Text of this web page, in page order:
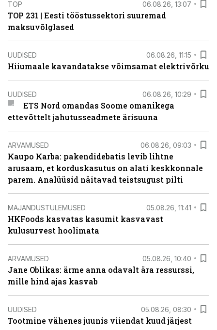
TOP 06.08.26, 13:07
TOP 231 | Eesti tööstussektori suuremad
maksuvõlglased
UUDISED 06.08.26, 11:15
Hiiumaale kavandatakse võimsamat elektrivõrku
UUDISED 06.08.26, 10:29
ETS Nord omandas Soome omanikega
ettevõttelt jahutusseadmete ärisuuna
ARVAMUSED 06.08.26, 09:03
Kaupo Karba: pakendidebatis levib lihtne
arusaam, et korduskasutus on alati keskkonnale
parem. Analüüsid näitavad teistsugust pilti
MAJANDUSTULEMUSED 05.08.26, 11:41
HKFoods kasvatas kasumit kasvavast
kulusurvest hoolimata
ARVAMUSED 05.08.26, 10:40
Jane Oblikas: ärme anna odavalt ära ressurssi,
mille hind ajas kasvab
UUDISED 05.08.26, 08:30
Tootmine vähenes juunis viiendat kuud järjest